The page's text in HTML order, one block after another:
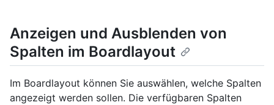
Anzeigen und Ausblenden von
Spalten im Boardlayout
Im Boardlayout können Sie auswählen, welche Spalten
angezeigt werden sollen. Die verfügbaren Spalten